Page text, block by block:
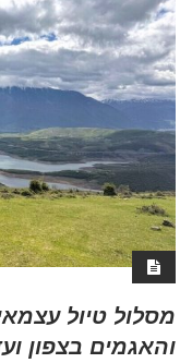
מסלול טיול
והאגמים בצפון